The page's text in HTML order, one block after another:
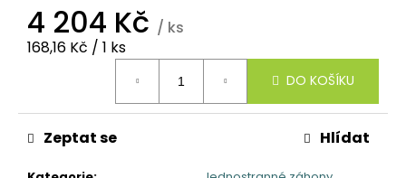
4 204 Kč / ks
Měrná
168,16 Kč / 1 ks
DO KOŠÍKU
Zeptat se Hlídat